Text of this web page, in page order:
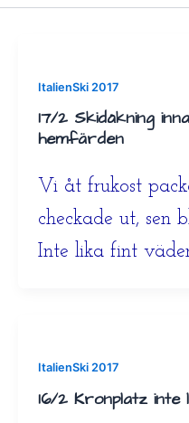
ItalienSki 2017
17/2 Skidåkning
hemfärden
Vi åt frukost
checkade ut, sen
Inte lika fint
ItalienSki 2017
16/2 Kronplatz inte